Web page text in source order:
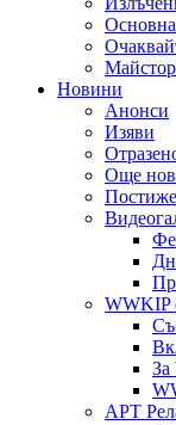
Новини
Анонси
Изяви
Още
WWKIP
За
АРТ